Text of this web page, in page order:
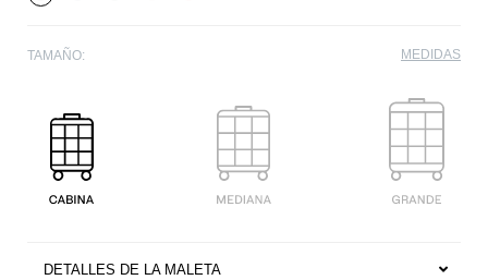
TAMAÑO: MEDIDAS
DETALLES DE LA MALETA